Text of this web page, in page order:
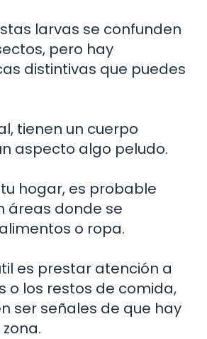
larvas se confunden
pero hay
distintivas que puedes
tienen un cuerpo
aspecto algo peludo.
tu hogar, es probable
áreas donde se
o ropa.
es prestar atención a
o los restos de comida,
ser señales de que hay